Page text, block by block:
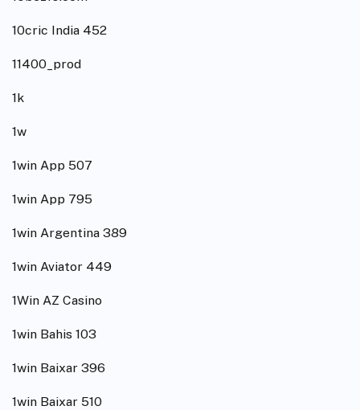
10cric India 452
11400_prod
1k
1w
1win App 507
1win App 795
1win Argentina 389
1win Aviator 449
1Win AZ Casino
1win Bahis 103
1win Baixar 396
1win Baixar 510